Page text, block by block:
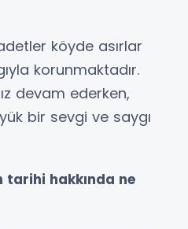
köyde asırlar
korunmaktadır.
devam ederken,
bir sevgi ve saygı
tarihi hakkında ne